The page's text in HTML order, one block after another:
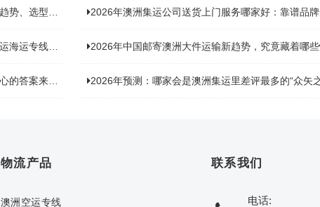
与品牌适配 2026年澳洲集运公司送货上门服务哪家好：靠谱品牌选型
专线推荐！ 2026年中国邮寄澳洲大件运输新趋势，究竟藏着哪些惊
案来了！ 2026年预测：哪家会是澳洲集运里差评最多的“众矢之的
物流产品
澳洲空运专线
联系我们
电话: